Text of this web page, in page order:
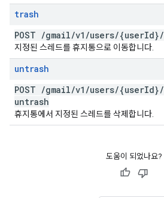
trash
POST /gmail/v1 /users/{userId}/
지정된 스레드를 휴지통으로 이동합니다.
untrash
POST /gmail/v1 /users/{userId}/
untrash
휴지통에서 지정된 스레드를 삭제합니다.
도움이 되었나요?